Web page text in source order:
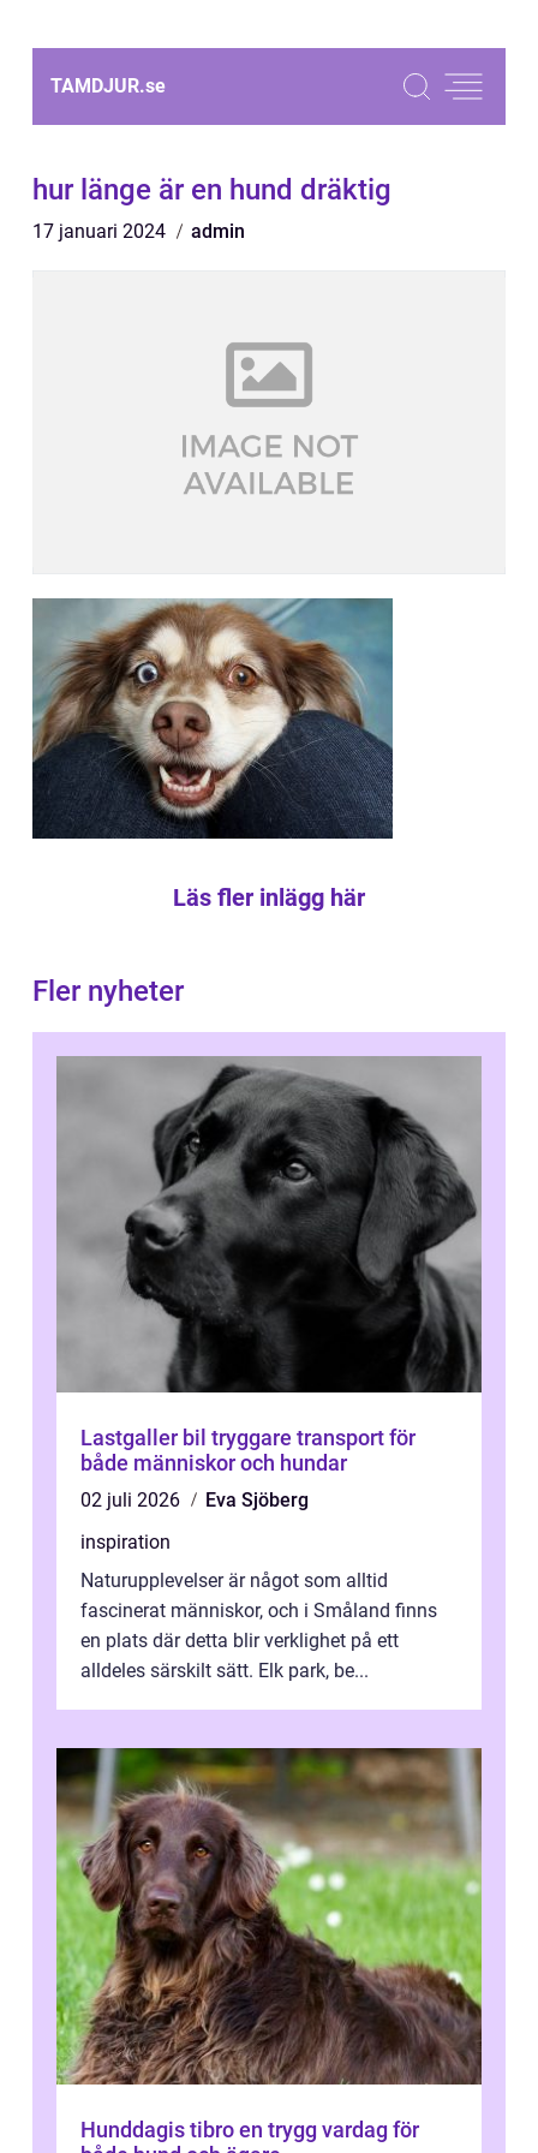
TAMDJUR.se
hur länge är en hund dräktig
17 januari 2024 admin
Läs fler inlägg här
Fler nyheter
Lastgaller bil tryggare transport för
både människor och hundar
02 juli 2026
Eva Sjöberg
inspiration
Naturupplevelser är något som alltid
fascinerat människor, och i Småland finns
en plats där detta blir verklighet på ett
alldeles särskilt sätt. Elk park, be...
Hunddagis tibro en trygg vardag för